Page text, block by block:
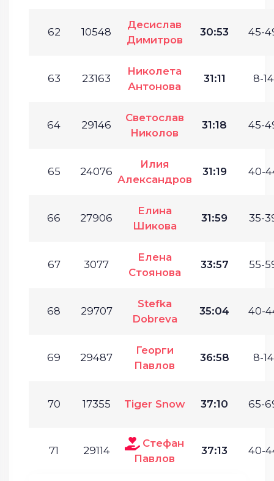
62 10548
Десислав
Димитров
30:53 45-
63 23163
Николета
Антонова
31:11 8-
64 29146
Светослав
Николов
31:18 45-
65 24076
Илия
Александров
31:19 40-
66 27906
Елина
Шикова
31:59 35-
67 3077
Елена
Стоянова
33:57 55-
68 29707
Stefka
Dobreva
35:04 40-
69 29487
Георги
Павлов
36:58 8-
70 17355 Tiger Snow 37:10 65-
71 29114
Стефан
Павлов
37:13 40-